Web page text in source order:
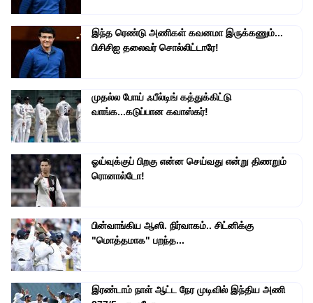
இந்த ரெண்டு அணிகள் கவனமா இருக்கணும்...
பிசிசிஐ தலைவர் சொல்லிட்டாரே!
முதல்ல போய் ஃபீல்டிங் கத்துக்கிட்டு
வாங்க...கடுப்பான கவாஸ்கர்!
ஓய்வுக்குப் பிறகு என்ன செய்வது என்று திணறும்
ரொனால்டோ!
பின்வாங்கிய ஆஸி. நிர்வாகம்.. சிட்னிக்கு
"மொத்தமாக" பறந்த...
இரண்டாம் நாள் ஆட்ட நேர முடிவில் இந்திய அணி